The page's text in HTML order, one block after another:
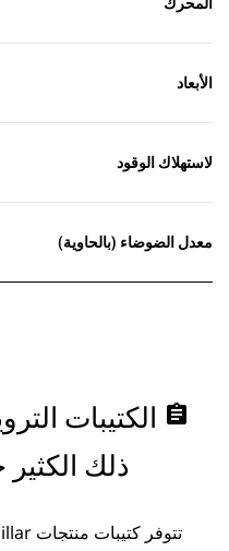
المحرك
الأبعاد
لاستهلاك الوقود
معدل الضوضاء (بالحاوية)
assignment الكتيبات
ذلك الكثير